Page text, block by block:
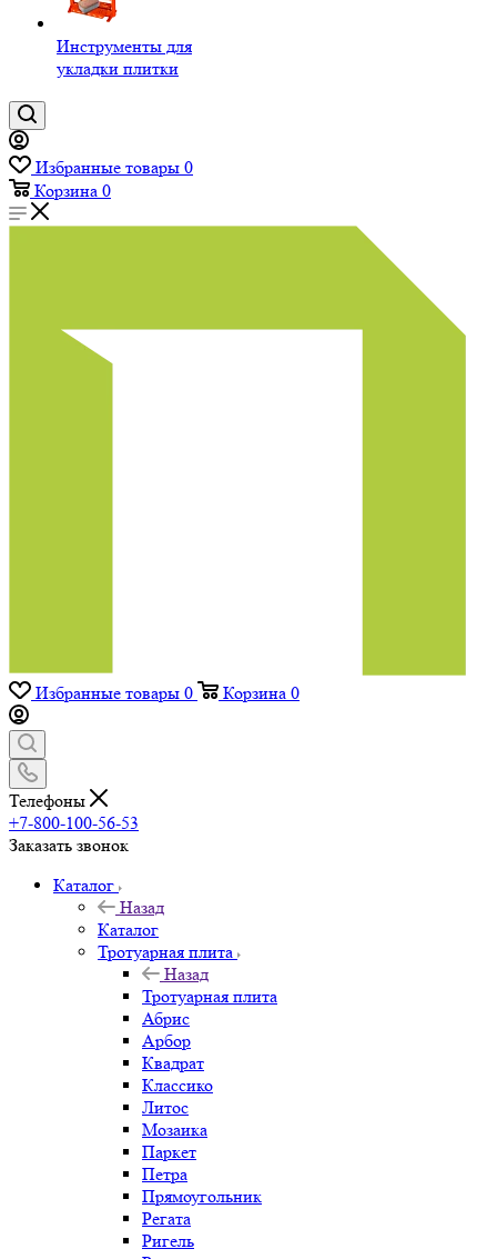
Инструменты для
укладки плитки
Избранные товары 0
Корзина 0
Избранные товары 0 Корзина 0
Телефоны
+7-800-100-56-53
Заказать звонок
Каталог
Назад
Каталог
Тротуарная плита
Назад
Тротуарная плита
Абрис
Арбор
Квадрат
Классико
Литос
Мозаика
Паркет
Петра
Прямоугольник
Регата
Ригель